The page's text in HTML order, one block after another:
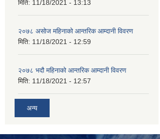
मिति: 11/18/2021 - 13:13
२०७८ असोज महिनाको आन्तरिक आम्दानी विवरण
मिति: 11/18/2021 - 12:59
२०७८ भदौ महिनाको आन्तरिक आम्दानी विवरण
मिति: 11/18/2021 - 12:57
अन्य